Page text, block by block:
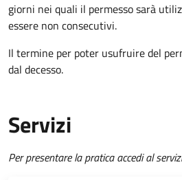
giorni nei quali il permesso sarà
essere non consecutivi.
Il termine per poter usufruire del
dal decesso.
Servizi
Per presentare la pratica accedi al